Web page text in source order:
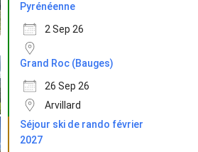
Pyrénéenne
2 Sep 26
Grand Roc (Bauges)
26 Sep 26
Arvillard
Séjour ski de rando février
2027